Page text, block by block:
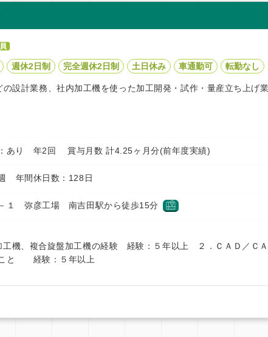
週休2日制 完全週休2日制 土日休み 車通勤可 転勤なし
設計業務、社内加工機を使った加工開発・試作・量産立ち上げ
あり 年2回 賞与月数 計4.25ヶ月分(前年度実績)
年間休日数：128日
１ 弥彦工場 南吉田駅から徒歩15分
工機、複合旋盤加工機の経験 経験：５年以上 ２．ＣＡＤ／
こと 経験：５年以上